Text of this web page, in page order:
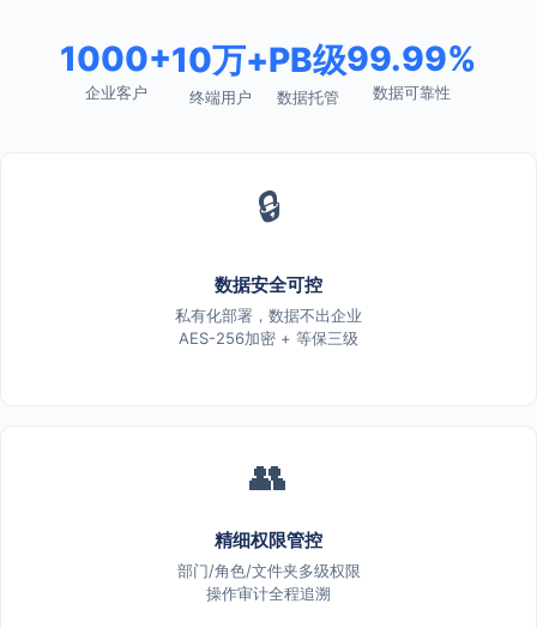
1000+
企业客户
10万+
终端用户
PB级
数据托管
99.99%
数据可靠性
🔒
数据安全可控
私有化部署，数据不出企业
AES-256加密 + 等保三级
👥
精细权限管控
部门/角色/文件夹多级权限
操作审计全程追溯